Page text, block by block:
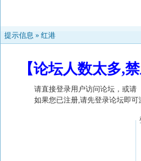
提示信息 » 红港
【论坛人数太多,
请直接登录用户访问论坛，或请
如果您已注册,请先登录论坛即可